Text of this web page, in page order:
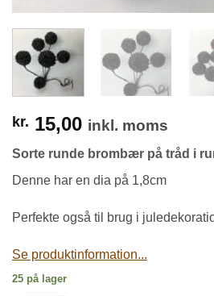
kr. 15,00 inkl. moms
Sorte runde brombær på tråd i
Denne har en dia på 1,8cm
Perfekte også til brug i
Se produktinformation...
25 på lager